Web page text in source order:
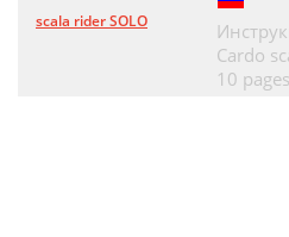
scala rider SOLO
Cardo
10 pages